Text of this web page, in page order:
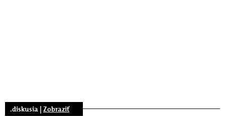
.diskusia | Zobraziť